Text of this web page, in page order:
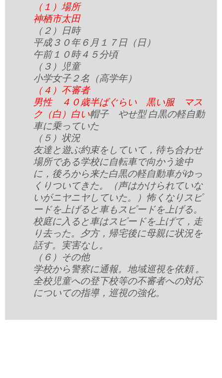
（１）場所
神栖市太田
（２）日時
平成３０年６月１７日（日）
午前１０時４５分頃
（３）児童
小学女子２名（高学年）
（４）不審者
男性 ４０歳半ばぐらい 黒い服 マス
ク（白）白い帽子 やせ型 白黒の軽自動
車に乗っていた
（５）状況
友達と遊ぶ約束をしていて，待ち合わせ
場所である学校に自転車で向かう途中
に，後ろから来た白黒の軽自動車がゆっ
くりついてきた。（声はかけられていな
いがニヤニヤしていた。）怖くなりスピ
ードを上げると車もスピードを上げる。
校庭に入ると車はスピードを上げて，走
り去った。夕方，帰宅後に母親に状況を
話す。実害なし。
（６）その他
学校から警察に通報。地域巡視を依頼 。
全校児童への登下校等の不審者への対応
についての指導，巡視の強化。